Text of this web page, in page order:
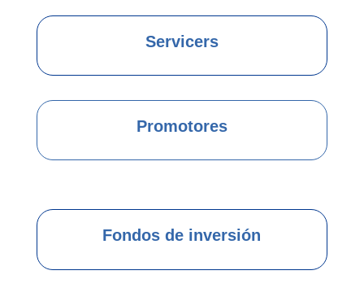
Servicers
Promotores
Fondos de inversión